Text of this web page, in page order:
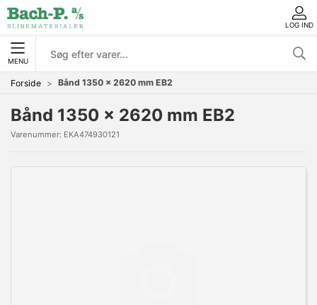
LOG IND
MENU
Forside Bånd 1350 x 2620 mm EB2
Bånd 1350 x 2620 mm EB2
Varenummer: EKA474930121